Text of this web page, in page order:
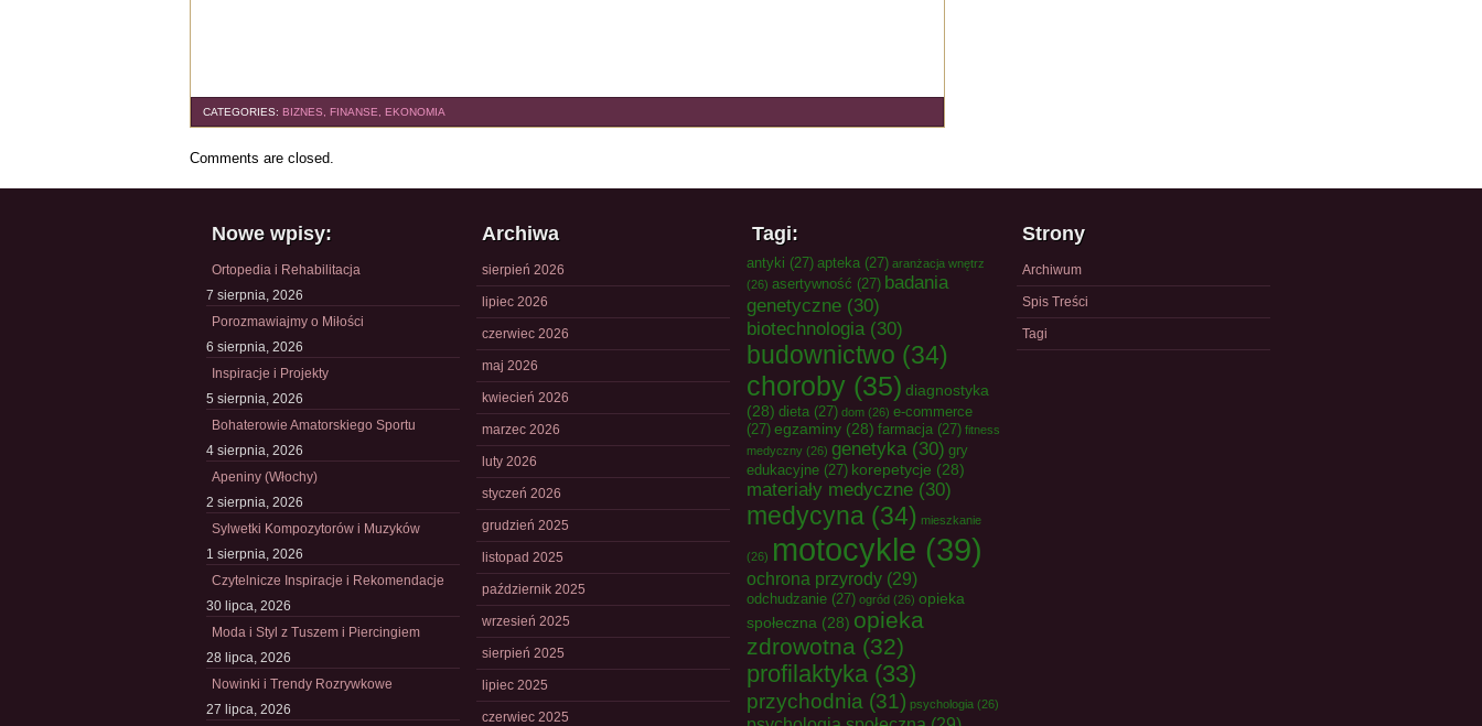
CATEGORIES: BIZNES, FINANSE, EKONOMIA
Comments are closed.
Nowe wpisy:
Ortopedia i Rehabilitacja
7 sierpnia, 2026
Porozmawiajmy o Miłości
6 sierpnia, 2026
Inspiracje i Projekty
5 sierpnia, 2026
Bohaterowie Amatorskiego Sportu
4 sierpnia, 2026
Apeniny (Włochy)
2 sierpnia, 2026
Sylwetki Kompozytorów i Muzyków
1 sierpnia, 2026
Czytelnicze Inspiracje i Rekomendacje
30 lipca, 2026
Moda i Styl z Tuszem i Piercingiem
28 lipca, 2026
Nowinki i Trendy Rozrywkowe
27 lipca, 2026
Archiwa
sierpień 2026
lipiec 2026
czerwiec 2026
maj 2026
kwiecień 2026
marzec 2026
luty 2026
styczeń 2026
grudzień 2025
listopad 2025
październik 2025
wrzesień 2025
sierpień 2025
lipiec 2025
czerwiec 2025
Tagi:
antyki (27) apteka (27) aranżacja wnętrz
(26) asertywność (27) badania
genetyczne (30)
biotechnologia(30)
budownictwo (34)
choroby (35) diagnostyka
(28) dieta (27) dom (26) e-commerce
(27) egzaminy (28) farmacja (27) fitness
medyczny (26) genetyka(30) gry
edukacyjne (27) korepetycje (28)
materiały medyczne (30)
medycyna (34) mieszkanie
(26) motocykle (39)
ochrona przyrody (29)
odchudzanie (27) ogród (26) opieka
społeczna (28) opieka
zdrowotna (32)
profilaktyka (33)
przychodnia (31) psychologia (26)
Strony
Archiwum
Spis Treści
Tagi